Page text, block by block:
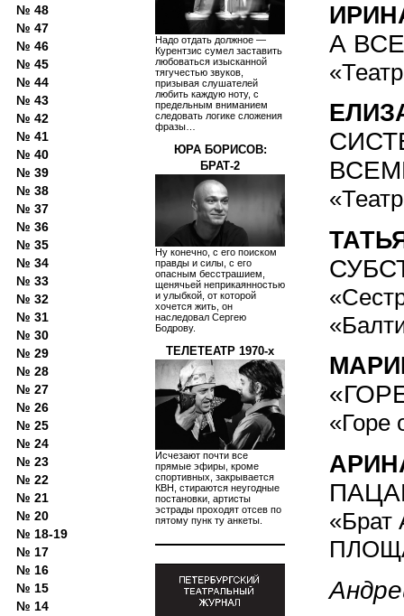
Надо отдать должное —
Курентзис сумел заставить
любоваться изысканной
тягучестью звуков,
призывая слушателей
любить каждую ноту, с
предельным вниманием
следовать логике сложения
фразы…
ЮРА БОРИСОВ:
БРАТ-2
Ну конечно, с его поиском
правды и силы, с его
опасным бесстрашием,
щенячьей неприкаянностью
и улыбкой, от которой
хочется жить, он
наследовал Сергею
Бодрову.
ТЕЛЕТЕАТР 1970-х
Исчезают почти все
прямые эфиры, кроме
спортивных, закрывается
КВН, стираются неугодные
постановки, артисты
эстрады проходят отсев по
пятому пунк­ ту анкеты.
А
«Горе
«Брат
№ 48
№ 47
№ 46
№ 45
№ 44
№ 43
№ 42
№ 41
№ 40
№ 39
№ 38
№ 37
№ 36
№ 35
№ 34
№ 33
№ 32
№ 31
№ 30
№ 29
№ 28
№ 27
№ 26
№ 25
№ 24
№ 23
№ 22
№ 21
№ 20
№ 18-19
№ 17
№ 16
№ 15
№ 14